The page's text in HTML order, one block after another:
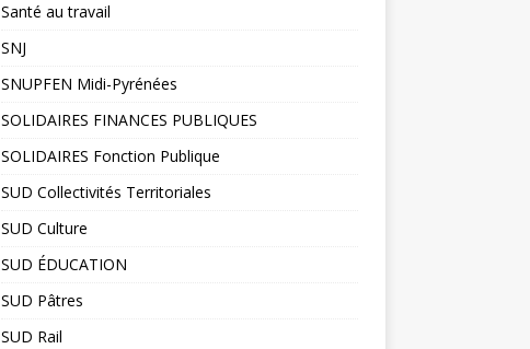
Santé au travail
SNJ
SNUPFEN Midi-Pyrénées
SOLIDAIRES FINANCES PUBLIQUES
SOLIDAIRES Fonction Publique
SUD Collectivités Territoriales
SUD Culture
SUD ÉDUCATION
SUD Pâtres
SUD Rail